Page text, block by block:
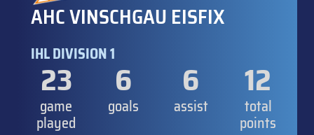
AHC VINSCHGAU EISFIX
IHL DIVISION 1
23
game
played
6
goals
6
assist
12
total
points